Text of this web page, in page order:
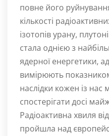
повне його
кількості
ізотопів урану,
стала однією з
ядерної енергетики,
вимірюють показником
наслідки кожен із нас
спостерігати досі
Радіоактивна хвиля
пройшла над